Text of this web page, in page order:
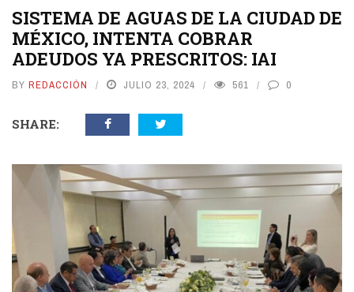
SISTEMA DE AGUAS DE LA CIUDAD DE
MÉXICO, INTENTA COBRAR
ADEUDOS YA PRESCRITOS: IAI
BY REDACCIÓN JULIO 23, 2024 561 0
SHARE: